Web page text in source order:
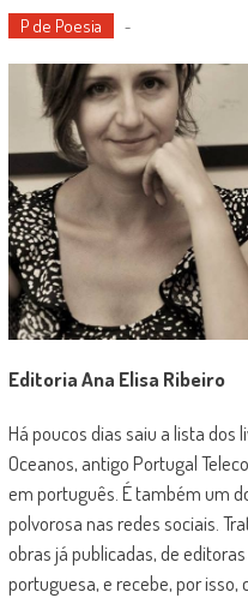
P de Poesia -
Editoria Ana Elisa Ribeiro
Há poucos dias saiu a lista
Oceanos, antigo Portugal
em português. É também um
polvorosa nas redes sociais.
obras já publicadas, de
portuguesa, e recebe, por